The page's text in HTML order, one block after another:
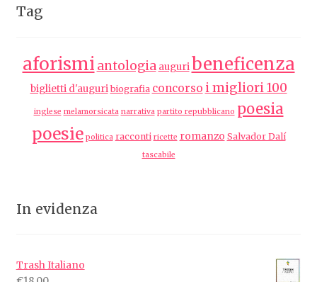
Tag
aforismi antologia auguri beneficenza
biglietti d'auguri biografia concorso i migliori 100
inglese melamorsicata narrativa partito repubblicano poesia
poesie politica racconti ricette romanzo Salvador Dalí
tascabile
In evidenza
Trash Italiano